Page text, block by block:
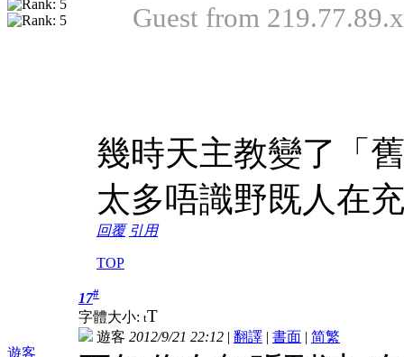
Guest from
幾時天主教變了「
太多唔識野既人在
回覆 引用
TOP
遊客
17#
字體大小: tT
遊客 2012/9/21 22:12 | 翻譯 | 書面 | 简繁